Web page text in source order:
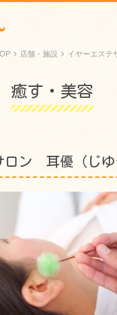
店舗・施設 イヤーエステ
癒す・美容
ロン 耳優（じゆ